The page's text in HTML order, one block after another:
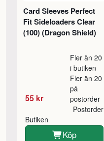
Card Sleeves Perfect
Fit Sideloaders Clear
(100) (Dragon Shield)
55 kr
Fler än 20
i butiken
Fler än 20
på
postorder
Butiken
Postorder
Köp